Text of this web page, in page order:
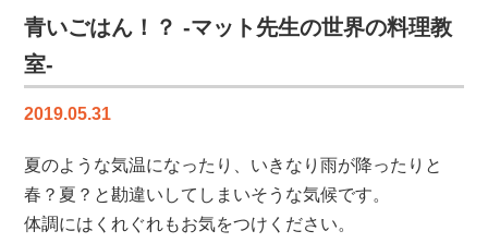
二
コ
ラ
先
生
フ
ラ
ン
青いごはん！？ -マット先生の世界の料理教
室-
2019.05.31
夏のような気温になったり、いきなり雨が降ったりと
春？夏？と勘違いしてしまいそうな気候です。
体調にはくれぐれもお気をつけください。